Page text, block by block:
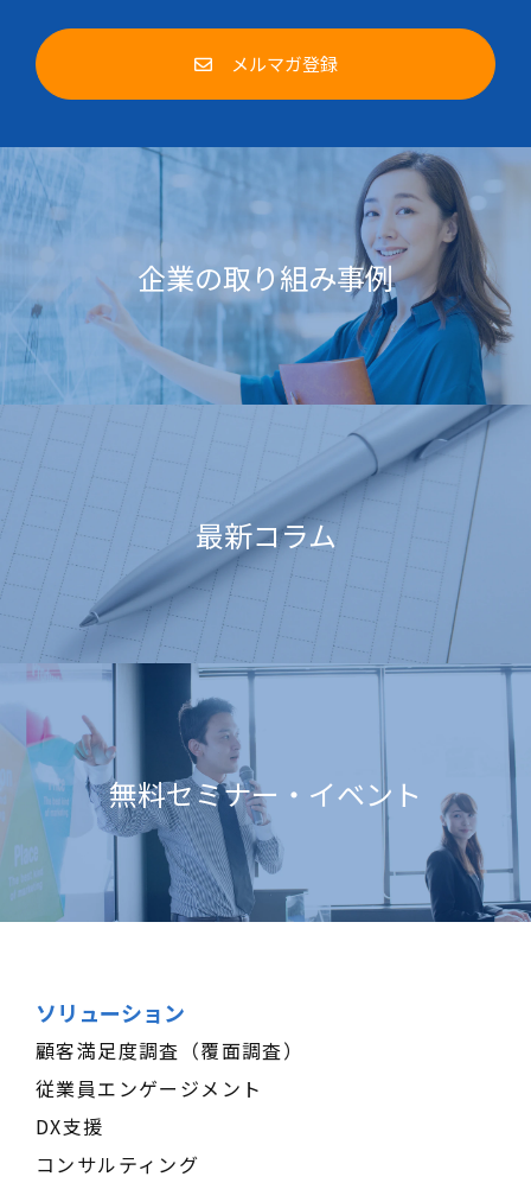
メルマガ登録
企業の取り組み事例
最新コラム
無料セミナー・イベント
ソリューション
顧客満足度調査（覆面調査）
従業員エンゲージメント
DX支援
コンサルティング